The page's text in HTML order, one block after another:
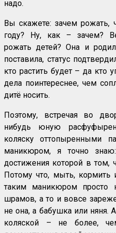
надо.
Вы скажете: зачем рожать,
году? Ну, как – зачем?
рожать детей? Она и
поставила, статус
кто растить будет – да кто
дела поинтереснее, чем
дитё носить.
Поэтому, встречая во
нибудь юную
коляску оттопыренными
маникюром, я точно
достижения которой в том,
Потому что, мыть, кормить
таким маникюром просто
шрамов, а то и вовсе
не она, а бабушка или няня.
коляской – не более,